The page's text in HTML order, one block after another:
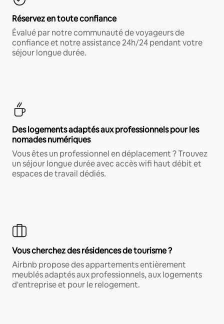
Réservez en toute confiance
Évalué par notre communauté de voyageurs de
confiance et notre assistance 24h/24 pendant votre
séjour longue durée.
Des logements adaptés aux professionnels pour les
nomades numériques
Vous êtes un professionnel en déplacement ? Trouvez
un séjour longue durée avec accès wifi haut débit et
espaces de travail dédiés.
Vous cherchez des résidences de tourisme ?
Airbnb propose des appartements entièrement
meublés adaptés aux professionnels, aux logements
d'entreprise et pour le relogement.